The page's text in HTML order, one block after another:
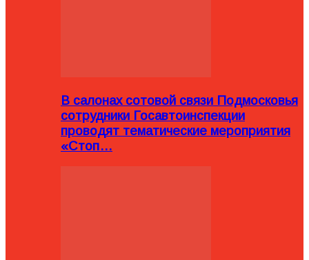
В салонах сотовой связи Подмосковья
сотрудники Госавтоинспекции
проводят тематические мероприятия
«Стоп…